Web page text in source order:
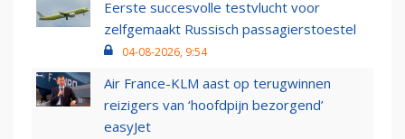
Eerste succesvolle testvlucht voor
zelfgemaakt Russisch passagierstoestel
04-08-2026, 9:54
Air France-KLM aast op terugwinnen
reizigers van ‘hoofdpijn bezorgend’
easyJet